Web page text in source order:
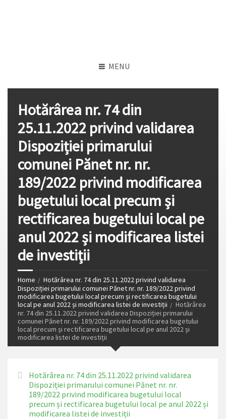
MENU
Hotărârea nr. 74 din
25.11.2022 privind validarea
Dispoziției primarului
comunei Pănet nr. nr.
189/2022 privind modificarea
bugetului local precum și
rectificarea bugetului local pe
anul 2022 și modificarea listei
de investiții
Home
Hotărârea nr. 74 din 25.11.2022 privind validarea
Dispoziției primarului comunei Pănet nr. nr. 189/2022 privind
modificarea bugetului local precum și rectificarea bugetului
local pe anul 2022 și modificarea listei de investiții
Hotărârea
nr. 74 din 25.11.2022 privind validarea Dispoziției primarului
comunei Pănet nr. nr. 189/2022 privind modificarea bugetului
local precum și rectificarea bugetului local pe anul 2022 și
modificarea listei de investiții
Hotărârea nr. 74 din 25.11.2022 privind validarea
Dispoziției primarului comunei Pănet nr. nr.
189/2022 privind modificarea bugetului local
precum și rectificarea bugetului local pe anul 2022 și
modificarea listei de investiții